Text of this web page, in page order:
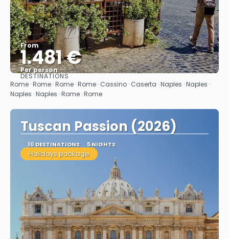
From
1.481 €
Per person
See
DESTINATIONS
Rome · Rome · Rome · Rome · Cassino · Caserta · Naples · Naples ·
Naples · Naples · Rome · Rome
Tuscan Passion (2026)
10 DESTINATIONS 5 NIGHTS
Holidays package